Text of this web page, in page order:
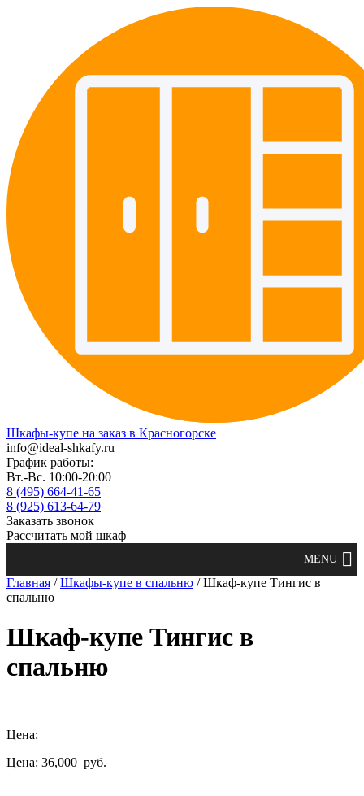
Шкафы-купе на заказ в Красногорске
info@ideal-shkafy.ru
График работы:
Вт.-Вс. 10:00-20:00
8 (495) 664-41-65
8 (925) 613-64-79
Заказать звонок
Рассчитать мой шкаф
Главная /Шкафы-купе в спальню / Шкаф-купе Тингис в
спальню
Шкаф-купе Тингис в
спальню
Цена:
Цена: 36,000 руб.